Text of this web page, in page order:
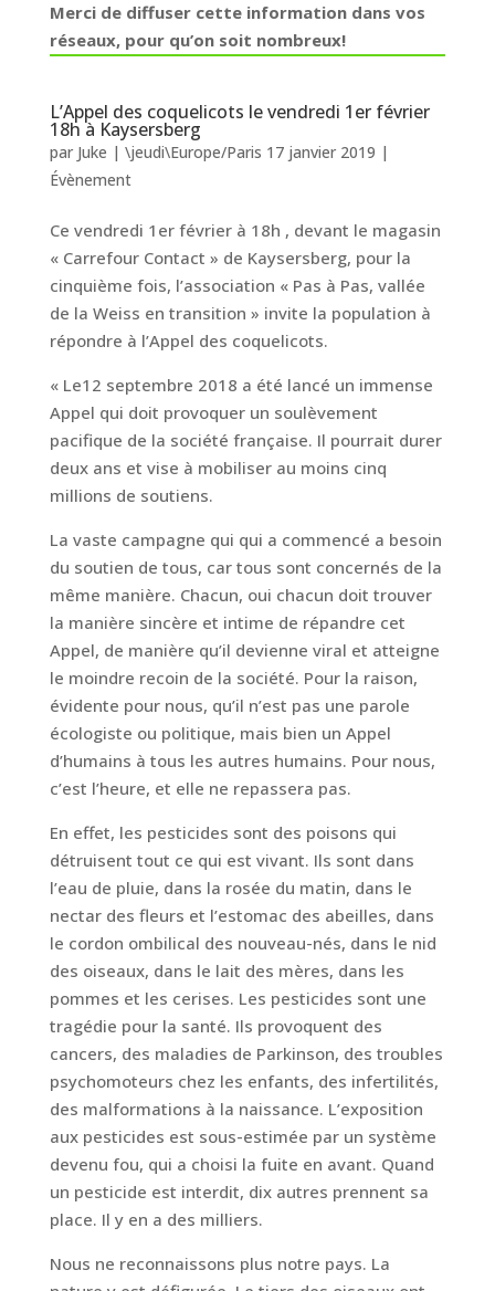
Merci de diffuser cette information dans vos
réseaux, pour qu’on soit nombreux!
L’Appel des coquelicots le vendredi 1er février
18h à Kaysersberg
par Juke | \jeudi\Europe/Paris 17 janvier 2019 |
Évènement
Ce vendredi 1er février à 18h , devant le magasin
« Carrefour Contact » de Kaysersberg, pour la
cinquième fois, l’association « Pas à Pas, vallée
de la Weiss en transition » invite la population à
répondre à l’Appel des coquelicots.
« Le12 septembre 2018 a été lancé un immense
Appel qui doit provoquer un soulèvement
pacifique de la société française. Il pourrait durer
deux ans et vise à mobiliser au moins cinq
millions de soutiens.
La vaste campagne qui qui a commencé a besoin
du soutien de tous, car tous sont concernés de la
même manière. Chacun, oui chacun doit trouver
la manière sincère et intime de répandre cet
Appel, de manière qu’il devienne viral et atteigne
le moindre recoin de la société. Pour la raison,
évidente pour nous, qu’il n’est pas une parole
écologiste ou politique, mais bien un Appel
d’humains à tous les autres humains. Pour nous,
c’est l’heure, et elle ne repassera pas.
En effet, les pesticides sont des poisons qui
détruisent tout ce qui est vivant. Ils sont dans
l’eau de pluie, dans la rosée du matin, dans le
nectar des fleurs et l’estomac des abeilles, dans
le cordon ombilical des nouveau-nés, dans le nid
des oiseaux, dans le lait des mères, dans les
pommes et les cerises. Les pesticides sont une
tragédie pour la santé. Ils provoquent des
cancers, des maladies de Parkinson, des troubles
psychomoteurs chez les enfants, des infertilités,
des malformations à la naissance. L’exposition
aux pesticides est sous-estimée par un système
devenu fou, qui a choisi la fuite en avant. Quand
un pesticide est interdit, dix autres prennent sa
place. Il y en a des milliers.
Nous ne reconnaissons plus notre pays. La